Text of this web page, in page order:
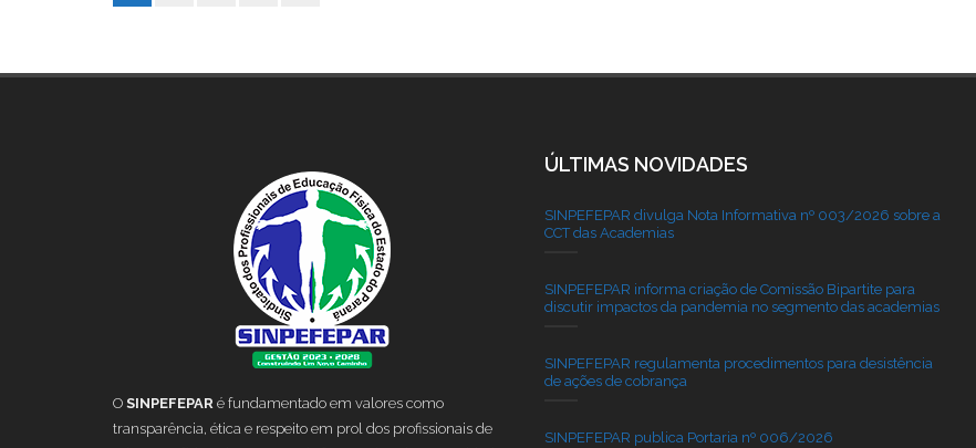
O SINPEFEPAR é fundamentado em valores como
transparência, ética e respeito em prol dos profissionais de
ÚLTIMAS NOVIDADES
SINPEFEPAR divulga Nota Informativa nº 003/2026 sobre a
CCT das Academias
SINPEFEPAR informa criação de Comissão Bipartite para
discutir impactos da pandemia no segmento das academias
SINPEFEPAR regulamenta procedimentos para desistência
de ações de cobrança
SINPEFEPAR publica Portaria nº 006/2026